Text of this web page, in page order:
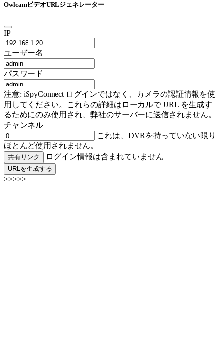
OwlcamビデオURLジェネレーター
IP
ユーザー名
パスワード
注意: iSpyConnect ログインではなく、カメラの認証情報を使
用してください。これらの詳細はローカルで URL を生成す
るためにのみ使用され、弊社のサーバーに送信されません。
チャンネル
これは、DVRを持っていない限り
ほとんど使用されません。
共有リンク ログイン情報は含まれていません
URLを生成する
>>>>>